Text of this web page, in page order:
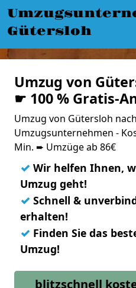
Gütersloh
Umzug von
☛ 100 % Gratis-
Umzug von Gütersloh
Umzugsunternehmen -
Min. ➨ Umzüge ab 86€
✓ Wir helfen Ihnen,
Umzug geht!
✓ Schnell &
erhalten!
✓ Finden Sie das
Umzug!
blitzschnell